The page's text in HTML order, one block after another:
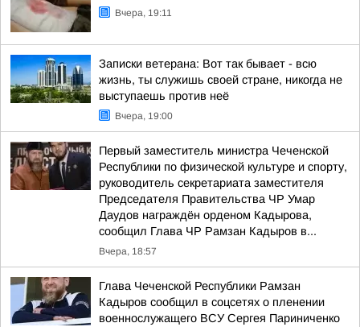
Вчера, 19:11
Записки ветерана: Вот так бывает - всю
жизнь, ты служишь своей стране, никогда не
выступаешь против неё
Вчера, 19:00
Первый заместитель министра Чеченской
Республики по физической культуре и спорту,
руководитель секретариата заместителя
Председателя Правительства ЧР Умар
Даудов награждён орденом Кадырова,
сообщил Глава ЧР Рамзан Кадыров в...
Вчера, 18:57
Глава Чеченской Республики Рамзан
Кадыров сообщил в соцсетях о пленении
военнослужащего ВСУ Сергея Париниченко